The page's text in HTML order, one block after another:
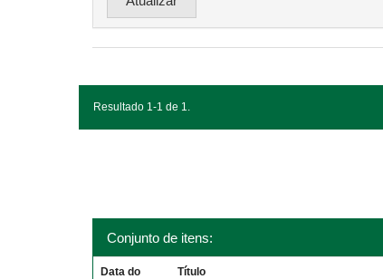
Resultado 1-1 de 1.
Conjunto de itens:
Data do Título